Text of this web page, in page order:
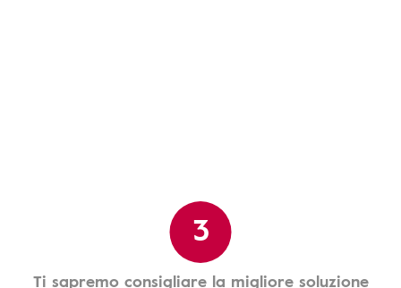
3
Ti sapremo consigliare la migliore soluzione